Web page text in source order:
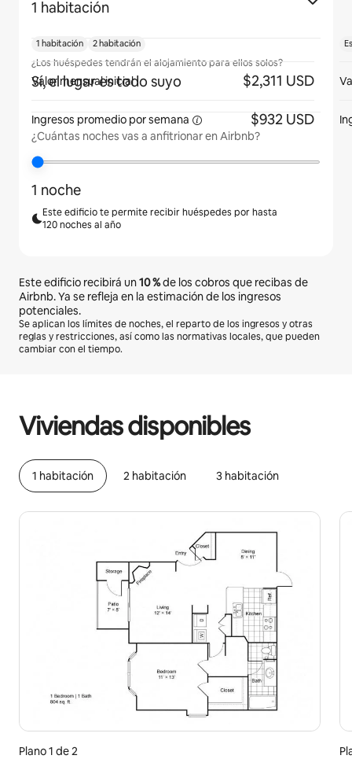
1 habitación
¿Los huéspedes tendrán el alojamiento para ellos solos?
Sí, el lugar es todo suyo
¿Cuántas noches vas a anfitrionar en Airbnb?
1 noche
Este edificio te permite recibir huéspedes por hasta
120 noches al año
Este edificio recibirá un10 %de los cobros que recibas de
Airbnb. Ya se refleja en la estimación de los ingresos
potenciales.
Se aplican los límites de noches, el reparto de los ingresos y otras
reglas y restricciones, así como las normativas locales, que pueden
cambiar con el tiempo.
Viviendas disponibles
1 habitación 2 habitación 3 habitación
Plano 1 de 2
1 habitación 2 habitación
Valor mensual inicial $2,311 USD
Ingresos promedio por semana $932 USD